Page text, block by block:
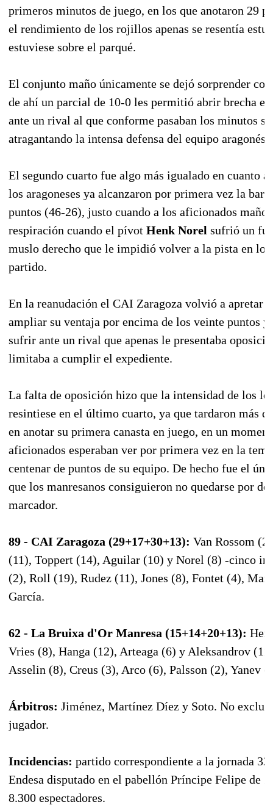
primeros minutos de juego, en los que anotaron 29
el rendimiento de los rojillos apenas se resentía
estuviese sobre el parqué.
El conjunto maño únicamente se dejó sorprender
de ahí un parcial de 10-0 les permitió abrir brecha
ante un rival al que conforme pasaban los minutos
atragantando la intensa defensa del equipo aragonés.
El segundo cuarto fue algo más igualado en cuanto a
los aragoneses ya alcanzaron por primera vez la
puntos (46-26), justo cuando a los aficionados
respiración cuando el pívot Henk Norel sufrió un
muslo derecho que le impidió volver a la pista en lo
partido.
En la reanudación el CAI Zaragoza volvió a apretar
ampliar su ventaja por encima de los veinte puntos y
sufrir ante un rival que apenas le presentaba
limitaba a cumplir el expediente.
La falta de oposición hizo que la intensidad de los
resintiese en el último cuarto, ya que tardaron más
en anotar su primera canasta en juego, en un
aficionados esperaban ver por primera vez en la
centenar de puntos de su equipo. De hecho fue el
que los manresanos consiguieron no quedarse por
marcador.
89 - CAI Zaragoza (29+17+30+13): Van Rossom
(11), Toppert (14), Aguilar (10) y Norel (8) -cinco
(2), Roll (19), Rudez (11), Jones (8), Fontet (4),
García.
62 - La Bruixa d'Or Manresa (15+14+20+13):
Vries (8), Hanga (12), Arteaga (6) y Aleksandrov
Asselin (8), Creus (3), Arco (6), Palsson (2), Yanev
Árbitros: Jiménez, Martínez Díez y Soto. No
jugador.
Incidencias: partido correspondiente a la jornada
Endesa disputado en el pabellón Príncipe Felipe de
8.300 espectadores.